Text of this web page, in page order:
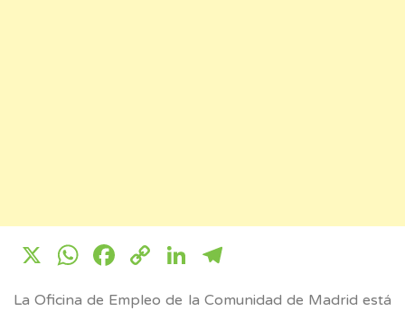
X WhatsApp
Facebook
CopyLinkedIn
La Oficina de Empleo de la Comunidad de Madrid está